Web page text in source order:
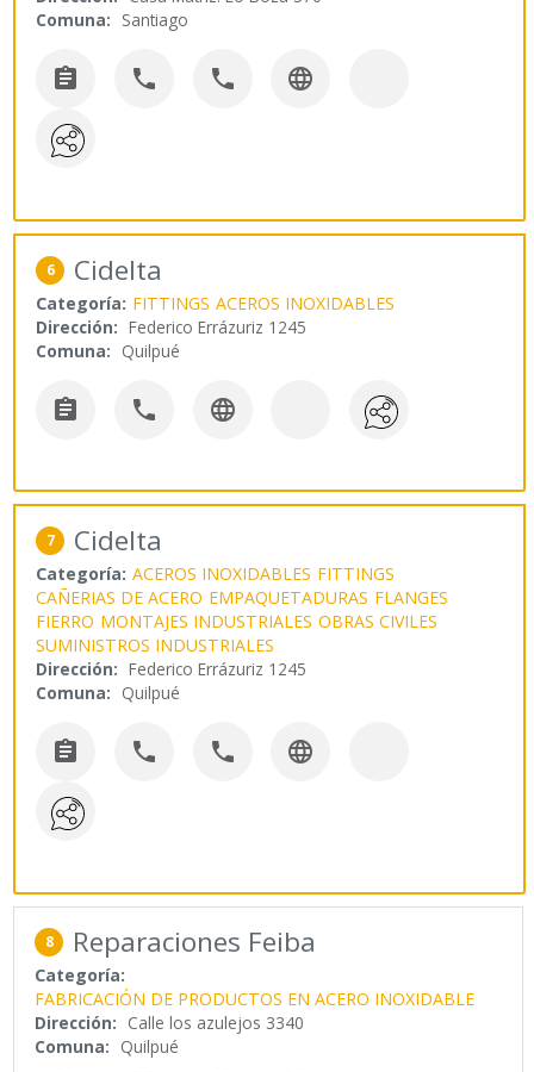
Comuna: Santiago
   
6 Cidelta
Categoría: FITTINGS ACEROS INOXIDABLES
Dirección: Federico Errázuriz 1245
Comuna: Quilpué
  
7 Cidelta
Categoría: ACEROS INOXIDABLES FITTINGS
CAÑERIAS DE ACERO EMPAQUETADURAS FLANGES
FIERRO MONTAJES INDUSTRIALES OBRAS CIVILES
SUMINISTROS INDUSTRIALES
Dirección: Federico Errázuriz 1245
Comuna: Quilpué
   
8 Reparaciones Feiba
Categoría:
FABRICACIÓN DE PRODUCTOS EN ACERO INOXIDABLE
Dirección: Calle los azulejos 3340
Comuna: Quilpué